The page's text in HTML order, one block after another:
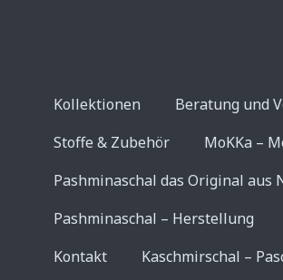
Kollektionen Beratung und
Stoffe & Zubehör
MoKKa –
Pashminaschal das Original aus
Pashminaschal – Herstellung
Kontakt
Kaschmirschal –